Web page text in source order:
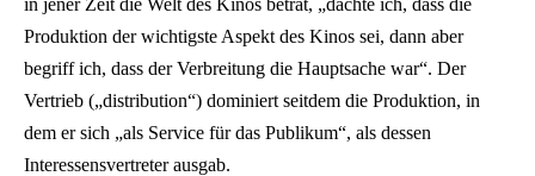
Produktion der wichtigste Aspekt des Kinos sei, dann aber
begriff ich, dass der Verbreitung die Hauptsache war“. Der
Vertrieb („distribution“) dominiert seitdem die Produktion, in
dem er sich „als Service für das Publikum“, als dessen
Interessensvertreter ausgab.